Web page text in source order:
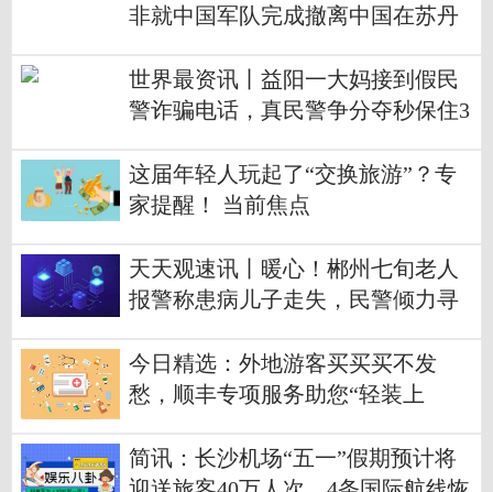
非就中国军队完成撤离中国在苏丹
世界最资讯丨益阳一大妈接到假民
警诈骗电话，真民警争分夺秒保住3
这届年轻人玩起了“交换旅游”？专
家提醒！ 当前焦点
天天观速讯丨暖心！郴州七旬老人
报警称患病儿子走失，民警倾力寻
今日精选：外地游客买买买不发
愁，顺丰专项服务助您“轻装上
简讯：长沙机场“五一”假期预计将